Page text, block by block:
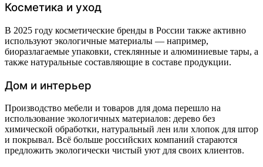
Косметика и уход
В 2025 году косметические бренды в России также активно
используют экологичные материалы — например,
биоразлагаемые упаковки, стеклянные и алюминиевые тары, а
также натуральные составляющие в составе продукции.
Дом и интерьер
Производство мебели и товаров для дома перешло на
использование экологичных материалов: дерево без
химической обработки, натуральный лен или хлопок для штор
и покрывал. Всё больше российских компаний стараются
предложить экологически чистый уют для своих клиентов.